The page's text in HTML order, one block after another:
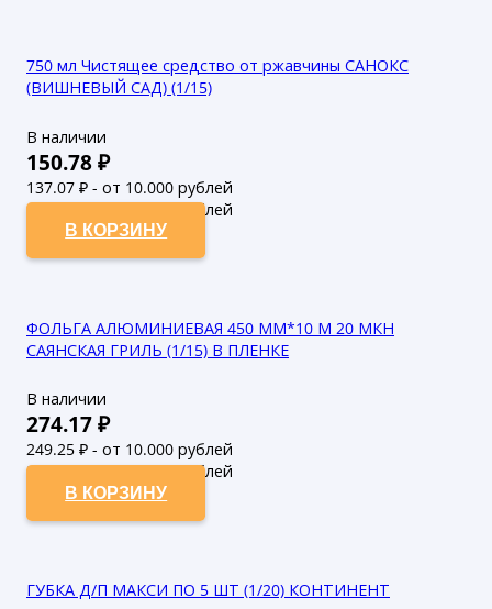
750 мл Чистящее средство от ржавчины САНОКС
(ВИШНЕВЫЙ САД) (1/15)
В наличии
150.78₽
137.07 ₽ - от 10.000 рублей
124.61₽ - от 50.000 рублей
В КОРЗИНУ
ФОЛЬГА АЛЮМИНИЕВАЯ 450 ММ*10 М 20 МКН
САЯНСКАЯ ГРИЛЬ (1/15) В ПЛЕНКЕ
В наличии
274.17₽
249.25 ₽ - от 10.000 рублей
226.59₽ - от 50.000 рублей
В КОРЗИНУ
ГУБКА Д/П МАКСИ ПО 5 ШТ (1/20) КОНТИНЕНТ